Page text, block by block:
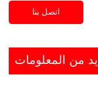
اتصل بنا